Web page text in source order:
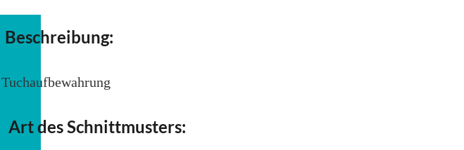
Beschreibung:
Tuchaufbewahrung
Art des Schnittmusters: